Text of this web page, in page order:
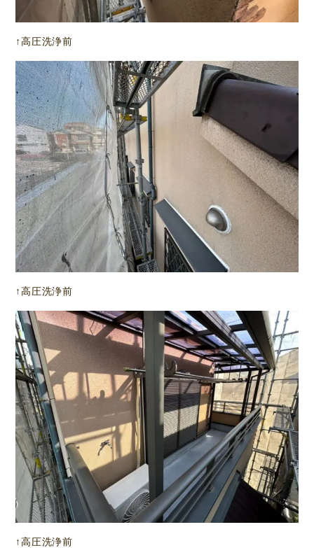
↑高圧洗浄前
↑高圧洗浄前
↑高圧洗浄前